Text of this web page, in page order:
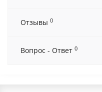
Отзывы 0
Вопрос - Ответ 0